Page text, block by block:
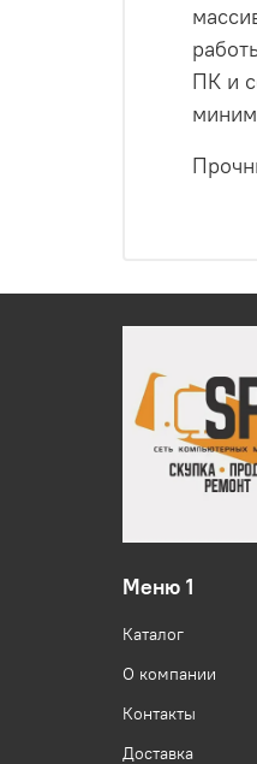
ПК и
Меню 1
Каталог
О компании
Контакты
Доставка